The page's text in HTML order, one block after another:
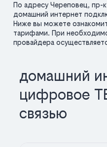
По адресу Череповец, пр-
домашний интернет
Ниже вы можете
тарифами. При
провайдера
домашний
цифровое
связью